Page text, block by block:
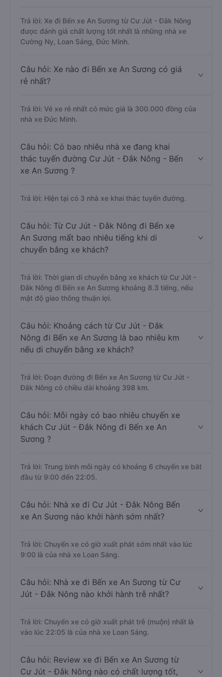
Trả lời: Xe đi Bến xe An Sương từ Cư Jút - Đắk Nông
được đánh giá chất lượng tốt nhất là những nhà xe
Cường Ny, Loan Sáng, Đức Minh.
Câu hỏi: Xe nào đi Bến xe An Sương có giá
rẻ nhất?
Trả lời: Vé xe rẻ nhất có mức giá là 300.000 đồng của
nhà xe Đức Minh.
Câu hỏi: Có bao nhiêu nhà xe đang khai
thác tuyến đường Cư Jút - Đắk Nông - Bến
xe An Sương ?
Trả lời: Hiện tại có 3 nhà xe khai thác tuyến đường.
Câu hỏi: Từ Cư Jút - Đắk Nông đi Bến xe
An Sương mất bao nhiêu tiếng khi di
chuyển bằng xe khách?
Trả lời: Thời gian di chuyển bằng xe khách từ Cư Jút -
Đắk Nông đi Bến xe An Sương khoảng 8.3 tiếng, nếu
mật độ giao thông thuận lợi.
Câu hỏi: Khoảng cách từ Cư Jút - Đắk
Nông đi Bến xe An Sương là bao nhiêu km
nếu di chuyển bằng xe khách?
Trả lời: Đoạn đường đi Bến xe An Sương từ Cư Jút -
Đắk Nông có chiều dài khoảng 398 km.
Câu hỏi: Mỗi ngày có bao nhiêu chuyến xe
khách Cư Jút - Đắk Nông đi Bến xe An
Sương ?
Trả lời: Trung bình mỗi ngày có khoảng 6 chuyến xe bắt
đầu từ 9:00 đến 22:05.
Câu hỏi: Nhà xe đi Cư Jút - Đắk Nông Bến
xe An Sương nào khởi hành sớm nhất?
Trả lời: Chuyến xe có giờ xuất phát sớm nhất vào lúc
9:00 là của nhà xe Loan Sáng.
Câu hỏi: Nhà xe đi Bến xe An Sương từ Cư
Jút - Đắk Nông nào khởi hành trễ nhất?
Trả lời: Chuyến xe có giờ xuất phát trễ (muộn) nhất là
vào lúc 22:05 là của nhà xe Loan Sáng.
Câu hỏi: Review xe đi Bến xe An Sương từ
Cư Jút - Đắk Nông nào có chất lượng tốt,